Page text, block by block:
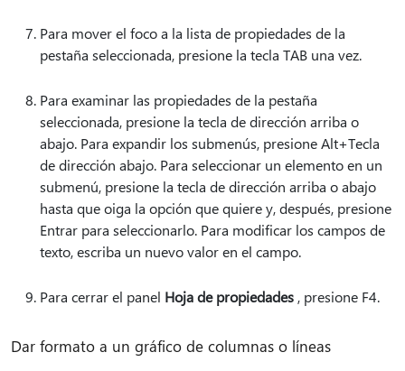
Para mover el foco a la lista de propiedades de la
pestaña seleccionada, presione la tecla TAB una vez.
Para examinar las propiedades de la pestaña
seleccionada, presione la tecla de dirección arriba o
abajo. Para expandir los submenús, presione Alt+Tecla
de dirección abajo. Para seleccionar un elemento en un
submenú, presione la tecla de dirección arriba o abajo
hasta que oiga la opción que quiere y, después, presione
Entrar para seleccionarlo. Para modificar los campos de
texto, escriba un nuevo valor en el campo.
Para cerrar el panel Hoja de propiedades , presione F4.
Dar formato a un gráfico de columnas o líneas